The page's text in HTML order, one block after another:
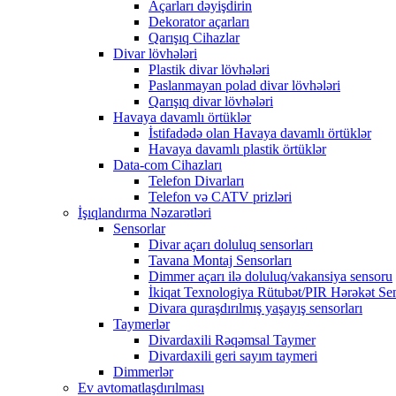
Açarları dəyişdirin
Dekorator açarları
Qarışıq Cihazlar
Divar lövhələri
Plastik divar lövhələri
Paslanmayan polad divar lövhələri
Qarışıq divar lövhələri
Havaya davamlı örtüklər
İstifadədə olan Havaya davamlı örtüklər
Havaya davamlı plastik örtüklər
Data-com Cihazları
Telefon Divarları
Telefon və CATV prizləri
İşıqlandırma Nəzarətləri
Sensorlar
Divar açarı doluluq sensorları
Tavana Montaj Sensorları
Dimmer açarı ilə doluluq/vakansiya sensoru
İkiqat Texnologiya Rütubət/PIR Hərəkət
Divara quraşdırılmış yaşayış sensorları
Taymerlər
Divardaxili Rəqəmsal Taymer
Divardaxili geri sayım taymeri
Dimmerlər
Ev avtomatlaşdırılması